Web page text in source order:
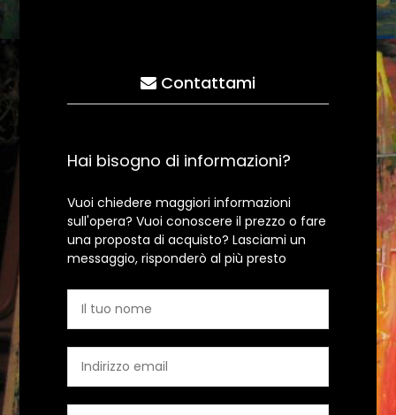
Contattami
Hai bisogno di informazioni?
Vuoi chiedere maggiori informazioni
sull'opera? Vuoi conoscere il prezzo o fare
una proposta di acquisto? Lasciami un
messaggio, risponderò al più presto